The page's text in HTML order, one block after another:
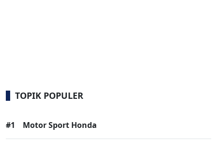
TOPIK POPULER
#1 Motor Sport Honda